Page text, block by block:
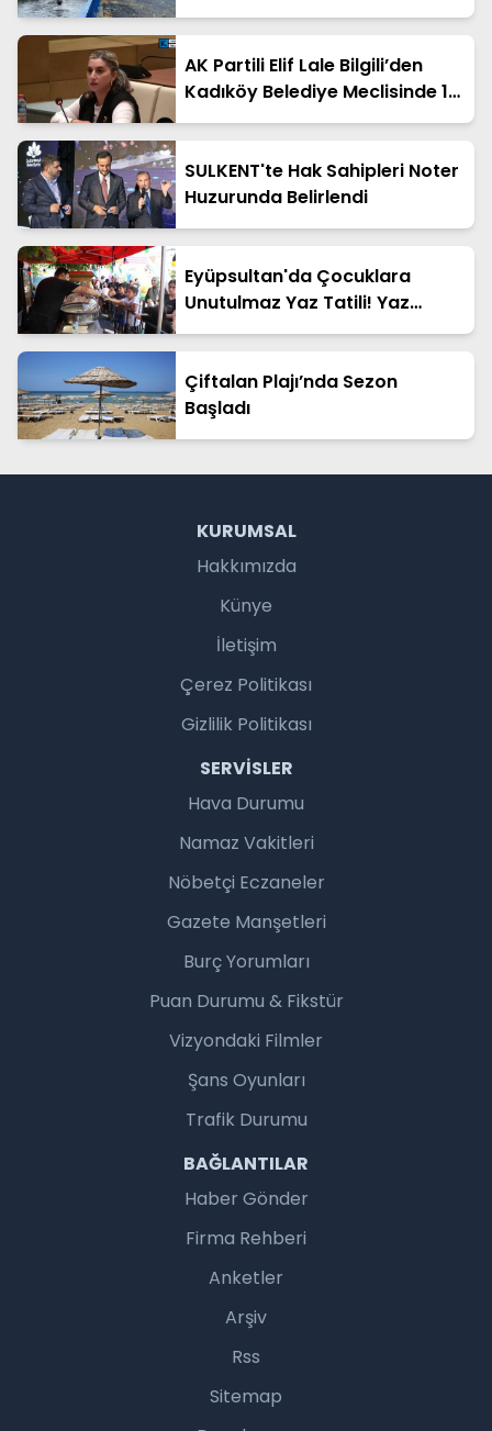
AK Partili Elif Lale Bilgili’den
Kadıköy Belediye Meclisinde 15
Temmuz Tepkisi
SULKENT'te Hak Sahipleri Noter
Huzurunda Belirlendi
Eyüpsultan'da Çocuklara
Unutulmaz Yaz Tatili! Yaz
Şenlikleri Mahalle Mahalle
Çiftalan Plajı’nda Sezon
Başladı
KURUMSAL
Hakkımızda
Künye
İletişim
Çerez Politikası
Gizlilik Politikası
SERVISLER
Hava Durumu
Namaz Vakitleri
Nöbetçi Eczaneler
Gazete Manşetleri
Burç Yorumları
Puan Durumu & Fikstür
Vizyondaki Filmler
Şans Oyunları
Trafik Durumu
BAĞLANTILAR
Haber Gönder
Firma Rehberi
Anketler
Arşiv
Rss
Sitemap